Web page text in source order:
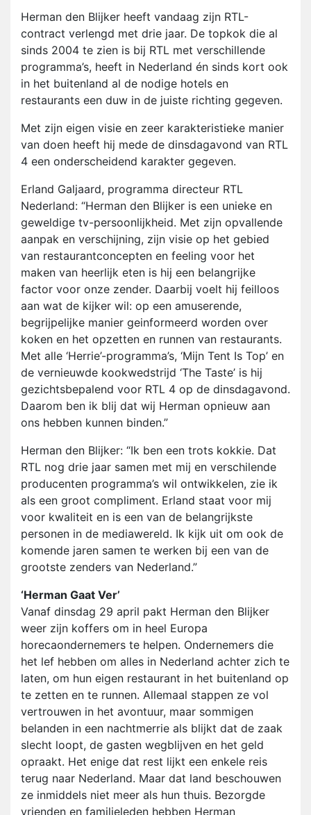
Herman den Blijker heeft vandaag zijn RTL-
contract verlengd met drie jaar. De topkok die al
sinds 2004 te zien is bij RTL met verschillende
programma’s, heeft in Nederland én sinds kort ook
in het buitenland al de nodige hotels en
restaurants een duw in de juiste richting gegeven.
Met zijn eigen visie en zeer karakteristieke manier
van doen heeft hij mede de dinsdagavond van RTL
4 een onderscheidend karakter gegeven.
Erland Galjaard, programma directeur RTL
Nederland: “Herman den Blijker is een unieke en
geweldige tv-persoonlijkheid. Met zijn opvallende
aanpak en verschijning, zijn visie op het gebied
van restaurantconcepten en feeling voor het
maken van heerlijk eten is hij een belangrijke
factor voor onze zender. Daarbij voelt hij feilloos
aan wat de kijker wil: op een amuserende,
begrijpelijke manier geinformeerd worden over
koken en het opzetten en runnen van restaurants.
Met alle ‘Herrie’-programma’s, ‘Mijn Tent Is Top’ en
de vernieuwde kookwedstrijd ‘The Taste’ is hij
gezichtsbepalend voor RTL 4 op de dinsdagavond.
Daarom ben ik blij dat wij Herman opnieuw aan
ons hebben kunnen binden.”
Herman den Blijker: “Ik ben een trots kokkie. Dat
RTL nog drie jaar samen met mij en verschilende
producenten programma’s wil ontwikkelen, zie ik
als een groot compliment. Erland staat voor mij
voor kwaliteit en is een van de belangrijkste
personen in de mediawereld. Ik kijk uit om ook de
komende jaren samen te werken bij een van de
grootste zenders van Nederland.”
‘Herman Gaat Ver’
Vanaf dinsdag 29 april pakt Herman den Blijker
weer zijn koffers om in heel Europa
horecaondernemers te helpen. Ondernemers die
het lef hebben om alles in Nederland achter zich te
laten, om hun eigen restaurant in het buitenland op
te zetten en te runnen. Allemaal stappen ze vol
vertrouwen in het avontuur, maar sommigen
belanden in een nachtmerrie als blijkt dat de zaak
slecht loopt, de gasten wegblijven en het geld
opraakt. Het enige dat rest lijkt een enkele reis
terug naar Nederland. Maar dat land beschouwen
ze inmiddels niet meer als hun thuis. Bezorgde
vrienden en familieleden hebben Herman